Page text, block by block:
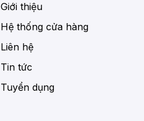
Giới thiệu
Hệ thống cửa hàng
Liên hệ
Tin tức
Tuyển dụng